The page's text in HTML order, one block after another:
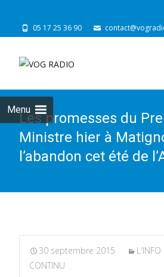
05 17 25 36 90
Menu
Les promesses du
Ministre hier à
l’abandon cet été de
30 septembre 2015
L'INFO
CONTINU